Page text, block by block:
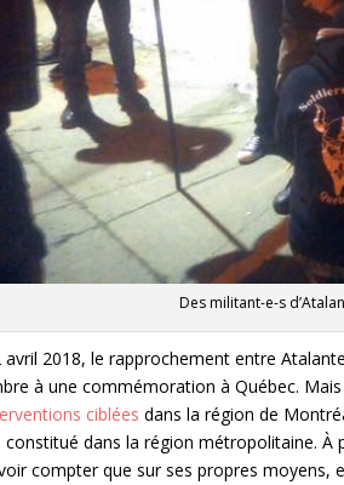
Des militant-e-s
avril 2018, le rapprochement entre
à une commémoration à Québec.
ciblées dans la région de
constitué dans la région métropolitaine. À
compter que sur ses propres moyens,